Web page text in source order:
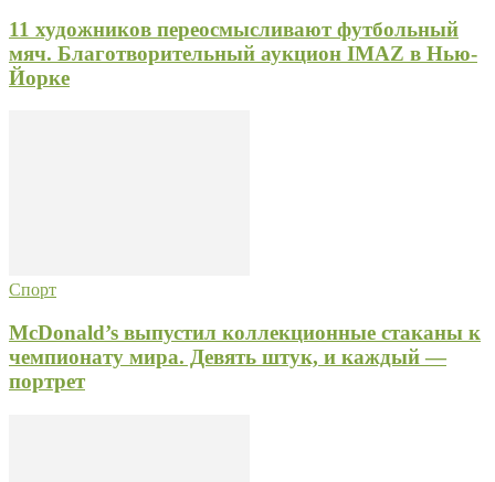
11 художников переосмысливают футбольный
мяч. Благотворительный аукцион IMAZ в Нью-
Йорке
Спорт
McDonald’s выпустил коллекционные стаканы к
чемпионату мира. Девять штук, и каждый —
портрет